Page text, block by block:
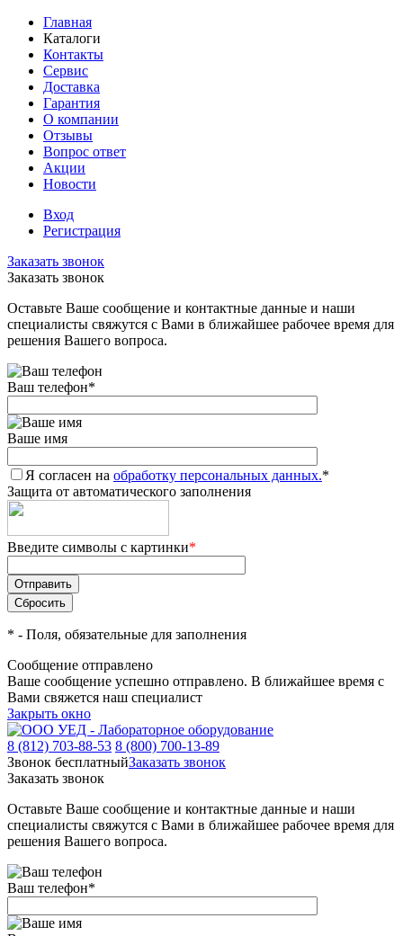
Главная
Каталоги
Контакты
Сервис
Доставка
Гарантия
О компании
Отзывы
Вопрос ответ
Акции
Новости
Вход
Регистрация
Заказать звонок
Заказать звонок
Оставьте Ваше сообщение и контактные данные и наши
специалисты свяжутся с Вами в ближайшее рабочее время для
решения Вашего вопроса.
Ваш телефон*
Ваше имя
Я согласен на обработку персональных данных.*
Защита от автоматического заполнения
Введите символы с картинки*
* - Поля, обязательные для заполнения
Сообщение отправлено
Ваше сообщение успешно отправлено. В ближайшее время с
Вами свяжется наш специалист
Закрыть окно
8 (812) 703-88-53 8 (800) 700-13-89
Звонок бесплатныйЗаказать звонок
Заказать звонок
Оставьте Ваше сообщение и контактные данные и наши
специалисты свяжутся с Вами в ближайшее рабочее время для
решения Вашего вопроса.
Ваш телефон*